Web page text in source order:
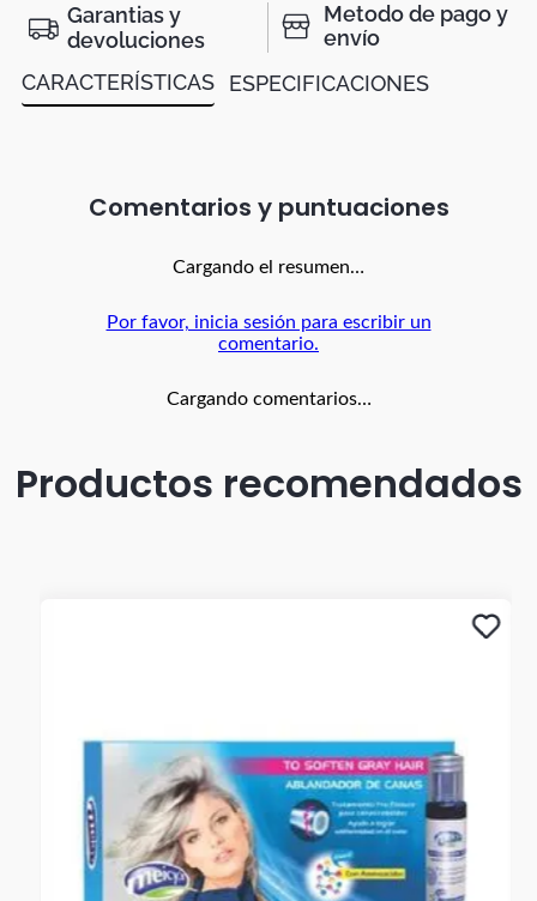
Garantias y
devoluciones
Metodo de pago y
envío
CARACTERÍSTICAS
ESPECIFICACIONES
Comentarios
Cargando el resumen…
Por favor, inicia sesión para escribir un
comentario.
Cargando comentarios…
Productos recomendados